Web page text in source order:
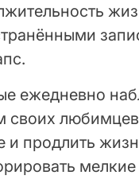
ежедневно
своих
и продлить
мелкие